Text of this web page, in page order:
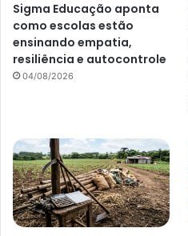
Sigma Educação aponta
como escolas estão
ensinando empatia,
resiliência e autocontrole
04/08/2026